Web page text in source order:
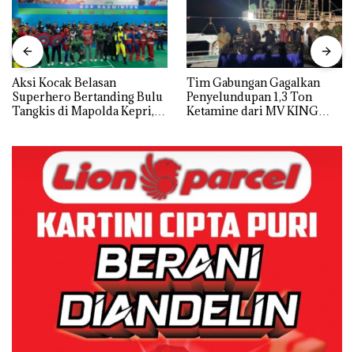
Aksi Kocak Belasan
Superhero Bertanding Bulu
Tangkis di Mapolda Kepri,
Tim Gabungan Gagalkan
Penyelundupan 1,3 Ton
Ketamine dari MV KING